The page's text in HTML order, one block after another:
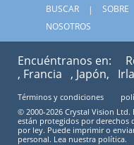
BUSCAR
SOBRE
NOSOTROS
Encuéntranos en:
, Francia
, Japón,
Términos y condiciones
© 2000-2026 Crystal Vision
están protegidos por
por ley. Puede imprimir o
personal. Lea nuestra política.